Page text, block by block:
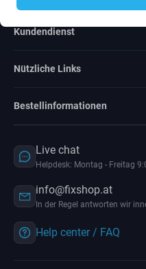
Over
Kundendienst
Nützliche Links
Bestellinformationen
Live chat
Helpdesk: Montag - Freitag
info@fixshop.at
In der Regel antworten wir
Help center / FAQ